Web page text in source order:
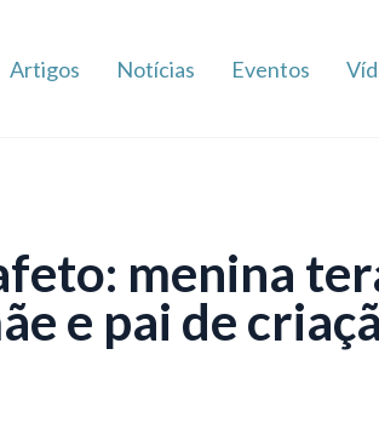
Artigos Notícias Eventos
menina
e pai de